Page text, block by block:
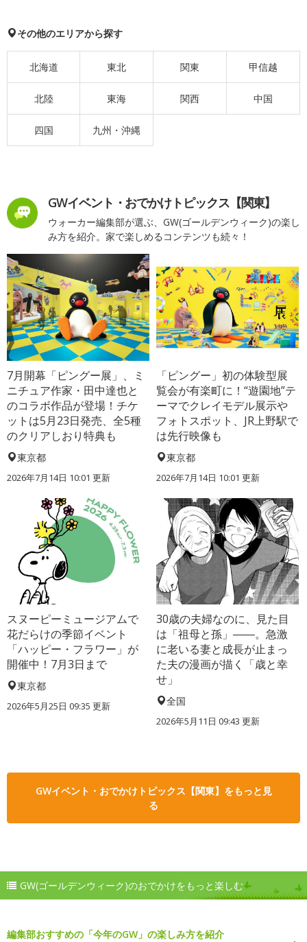
その他のエリアから探す
北海道 東北 関東 甲信越
北陸 東海 関西 中国
四国 九州・沖縄
GWイベント・おでかけトピックス【関東】
ウォーカー編集部が選ぶ、GW(ゴールデンウィーク)の楽し
み方を紹介。家で楽しめるコンテンツも続々！
7月開幕「ピングー展」、ミ
ニチュア作家・田中達也と
のコラボ作品が登場！チケ
ットは5月23日発売、全5種
のクリアしおり特典も
東京都
2026年7月14日 10:01 更新
「ピングー」初の体験型展
覧会が有楽町に！“遊園地”テ
ーマでクレイモデル展示や
フォトスポット、JR上野駅で
は先行映像も
東京都
2026年7月14日 10:01 更新
スヌーピーミュージアムで
花だらけの季節イベント
「ハッピー・フラワー」が
開催中！7月3日まで
東京都
2026年5月25日 09:35 更新
30歳の夫婦なのに、見た目
は「祖母と孫」――。急激
に老いる妻と成長が止まっ
た夫の漫画が描く「歳と幸
せ」
全国
2026年5月11日 09:43 更新
GWイベント・おでかけトピックス【関東】をもっと見
る
GW(ゴールデンウィーク)のおでかけをもっと楽しむ
編集部おすすめの「今年のGW」の楽しみ方を紹介